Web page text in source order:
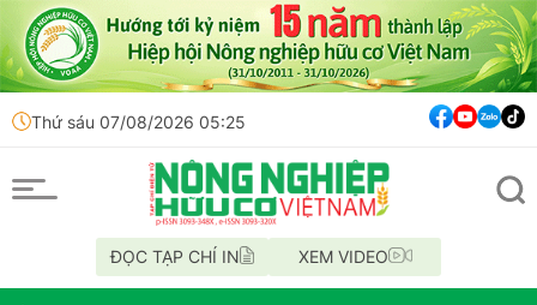
Thứ sáu 07/08/2026 05:25
ĐỌC TẠP CHÍ IN XEM VIDEO